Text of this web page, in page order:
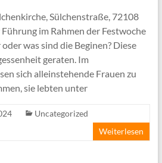
Sülchenstraße, 72108
im Rahmen der Festwoche
was sind die Beginen? Diese
geraten. Im
sich alleinstehende Frauen zu
sie lebten unter
Uncategorized
Weiterlesen